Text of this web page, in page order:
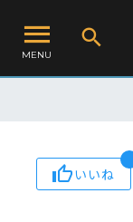
MENU
いいね